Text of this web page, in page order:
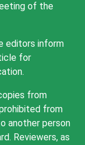
of the
editors inform
for
from
from
another person
Reviewers, as